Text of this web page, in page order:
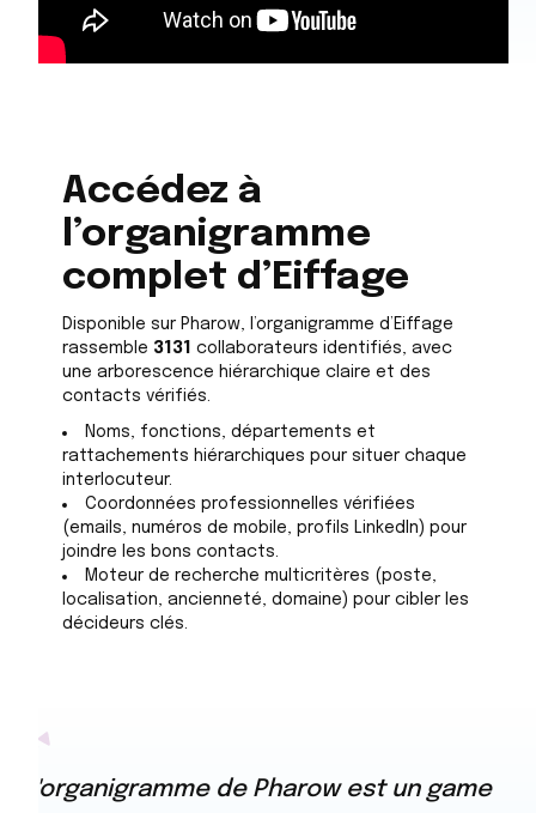
Accédez à
l’organigramme
complet d’Eiffage
Disponible sur Pharow, l’organigramme d’Eiffage
rassemble 3131 collaborateurs identifiés, avec
une arborescence hiérarchique claire et des
contacts vérifiés.
Noms, fonctions, départements et
rattachements hiérarchiques pour situer chaque
interlocuteur.
Coordonnées professionnelles vérifiées
(emails, numéros de mobile, profils LinkedIn) pour
joindre les bons contacts.
Moteur de recherche multicritères (poste,
localisation, ancienneté, domaine) pour cibler les
décideurs clés.
L'organigramme de Pharow est un game